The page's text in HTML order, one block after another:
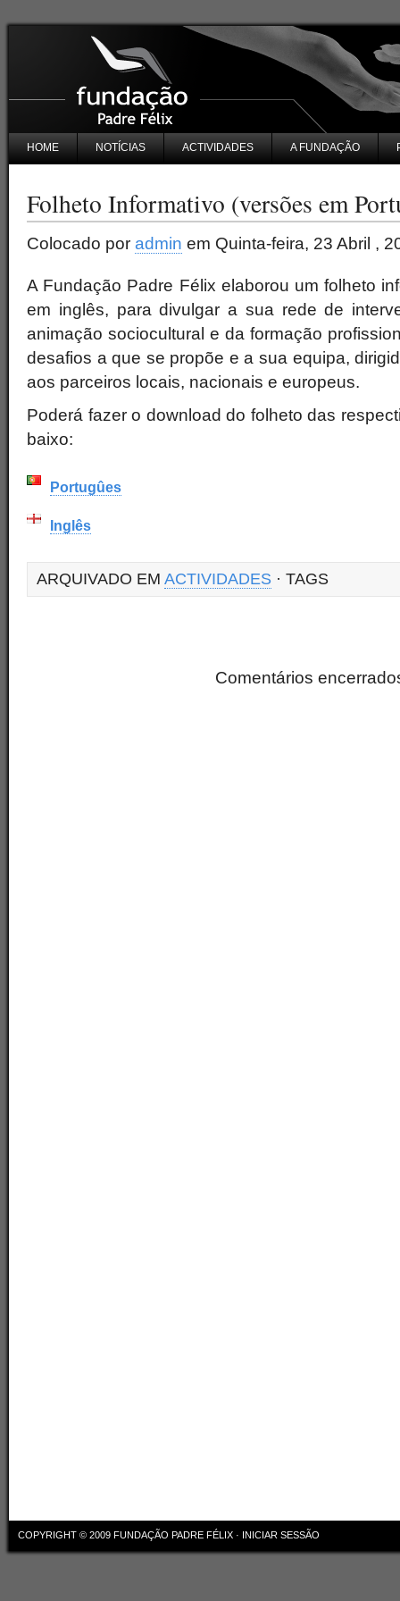
HOME NOTÍCIAS ACTIVIDADES A FUNDAÇÃO
Folheto Informativo (versões em
Colocado por admin em Quinta-feira, 23 Abril ,
A Fundação Padre Félix elaborou um folheto
em inglês, para divulgar a sua rede de
animação sociocultural e da formação
desafios a que se propõe e a sua equipa,
aos parceiros locais, nacionais e europeus.
Poderá fazer o download do folheto das
baixo:
Portugûes
Inglês
ARQUIVADO EM ACTIVIDADES · TAGS
Comentários
COPYRIGHT © 2009 FUNDAÇÃO PADRE FÉLIX · INICIAR SESSÃO